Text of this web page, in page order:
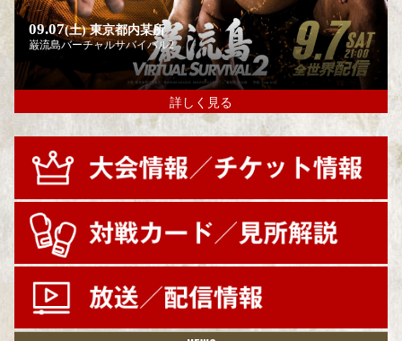
09.07(土)東京都内某所
巌流島バーチャルサバイバル2
詳しく見る